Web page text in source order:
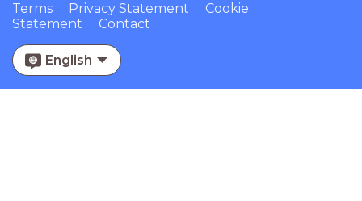
Terms Privacy Statement
Cookie
Statement
Contact
English